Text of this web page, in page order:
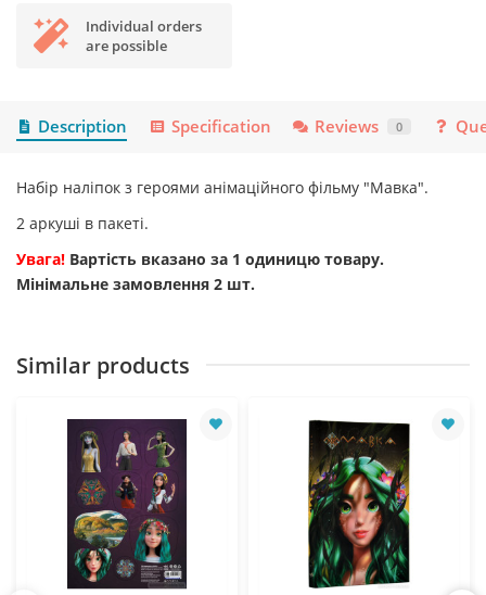
Individual orders
are possible
Description Specification Reviews 0
Набір наліпок з героями анімаційного фільму "Мавка".
2 аркуші в пакеті.
Увага! Вартість вказано за 1 одиницю товару.
Мінімальне замовлення 2 шт.
Similar products